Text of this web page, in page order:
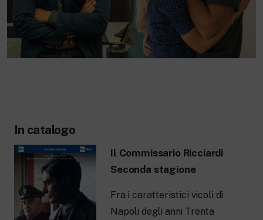
In catalogo
Il Commissario Ricciardi
Seconda stagione
Fra i caratteristici vicoli di
Napoli degli anni Trenta